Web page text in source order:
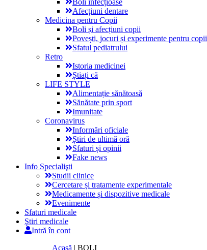
Boli infecțioase
Afecțiuni dentare
Medicina pentru Copii
Boli și afecțiuni copii
Povești, jocuri și experimente pentru copii
Sfatul pediatrului
Retro
Istoria medicinei
Știați că
LIFE STYLE
Alimentație sănătoasă
Sănătate prin sport
Imunitate
Coronavirus
Informări oficiale
Știri de ultimă oră
Sfaturi și opinii
Fake news
Info Specialişti
Studii clinice
Cercetare și tratamente experimentale
Medicamente și dispozitive medicale
Evenimente
Sfaturi medicale
Ştiri medicale
Intră în cont
Acasă | BOLI